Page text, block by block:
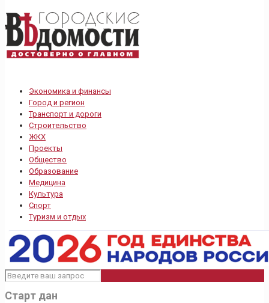
Экономика и финансы
Город и регион
Транспорт и дороги
Строительство
ЖКХ
Проекты
Общество
Образование
Медицина
Культура
Спорт
Туризм и отдых
Старт дан